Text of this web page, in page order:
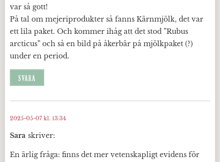
var så gott!
På tal om mejeriprodukter så fanns Kärnmjölk, det var
ett lila paket. Och kommer ihåg att det stod ”Rubus
arcticus” och så en bild på åkerbär på mjölkpaket (?)
under en period.
SVARA
Sara skriver:
2025-05-07 kl. 13:34
En ärlig fråga: finns det mer vetenskapligt evidens för